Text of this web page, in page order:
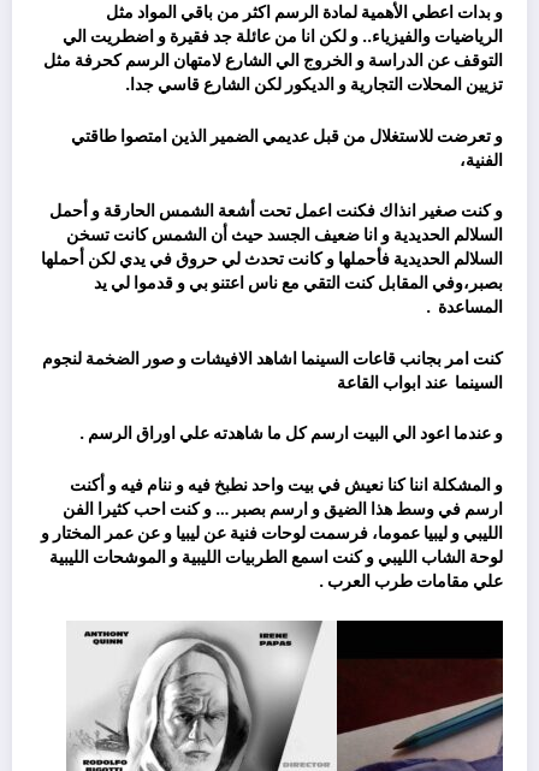
و بدات اعطي الأهمية لمادة الرسم اكثر من باقي المواد مثل
الرياضيات والفيزياء.. و لكن انا من عائلة جد فقيرة و اضطريت الي
التوقف عن الدراسة و الخروج الي الشارع لامتهان الرسم كحرفة مثل
تزيين المحلات التجارية و الديكور لكن الشارع قاسي جدا.
و تعرضت للاستغلال من قبل عديمي الضمير الذين امتصوا طاقتي
الفنية،
و كنت صغير انذاك فكنت اعمل تحت أشعة الشمس الحارقة و أحمل
السلالم الحديدية و انا ضعيف الجسد حيث أن الشمس كانت تسخن
السلالم الحديدية فأحملها و كانت تحدث لي حروق في يدي لكن أحملها
بصبر،وفي المقابل كنت التقي مع ناس اعتنو بي و قدموا لي يد
المساعدة .
كنت امر بجانب قاعات السينما اشاهد الافيشات و صور الضخمة لنجوم
السينما عند ابواب القاعة
و عندما اعود الي البيت ارسم كل ما شاهدته علي اوراق الرسم .
و المشكلة اننا كنا نعيش في بيت واحد نطبخ فيه و ننام فيه و أكنت
ارسم في وسط هذا الضيق و ارسم بصبر … و كنت احب كثيرا الفن
الليبي و ليبيا عموما، فرسمت لوحات فنية عن ليبيا و عن عمر المختار و
لوحة الشاب الليبي و كنت اسمع الطربيات الليبية و الموشحات الليبية
علي مقامات طرب العرب .